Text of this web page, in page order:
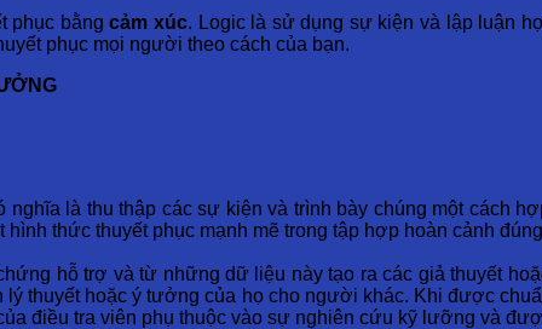
phục bằngcảm xúc. Logic là sử dụng sự kiện và lập luận
phục mọi người theo cách của bạn.
là thu thập các sự kiện và trình bày chúng một cách
thức thuyết phục mạnh mẽ trong tập hợp hoàn cảnh
hỗ trợ và từ những dữ liệu này tạo ra các giả thuyết
thuyết hoặc ý tưởng của họ cho người khác. Khi được
điều tra viên phụ thuộc vào sự nghiên cứu kỹ lưỡng và